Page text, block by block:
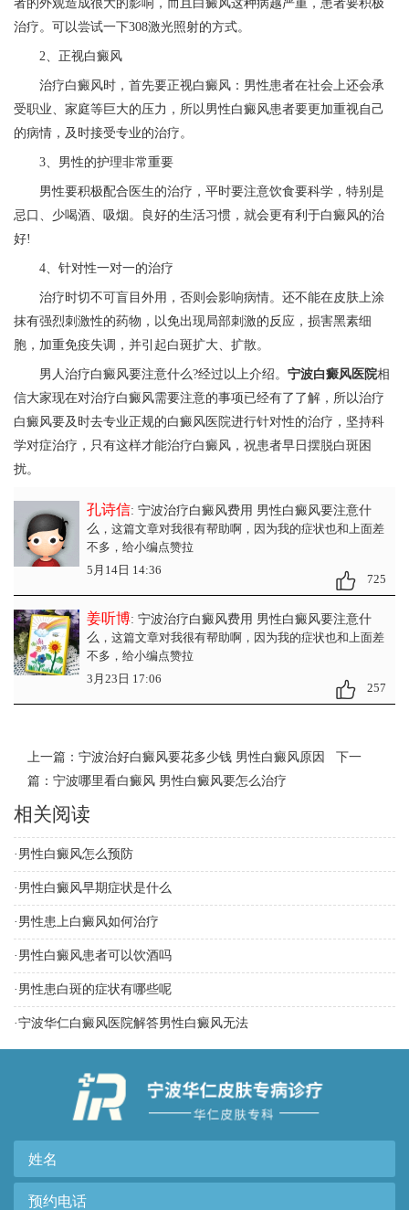
者的外观造成很大的影响，而且白癜风这种病越严重，患者要积极
治疗。可以尝试一下308激光照射的方式。
2、正视白癜风
治疗白癜风时，首先要正视白癜风：男性患者在社会上还会承
受职业、家庭等巨大的压力，所以男性白癜风患者要更加重视自己
的病情，及时接受专业的治疗。
3、男性的护理非常重要
男性要积极配合医生的治疗，平时要注意饮食要科学，特别是
忌口、少喝酒、吸烟。良好的生活习惯，就会更有利于白癜风的治
好!
4、针对性一对一的治疗
治疗时切不可盲目外用，否则会影响病情。还不能在皮肤上涂
抹有强烈刺激性的药物，以免出现局部刺激的反应，损害黑素细
胞，加重免疫失调，并引起白斑扩大、扩散。
男人治疗白癜风要注意什么?经过以上介绍。 宁波白癜风医院相
信大家现在对治疗白癜风需要注意的事项已经有了了解，所以治疗
白癜风要及时去专业正规的白癜风医院进行针对性的治疗，坚持科
学对症治疗，只有这样才能治疗白癜风，祝患者早日摆脱白斑困
扰。
孔诗信: 宁波治疗白癜风费用 男性白癜风要注意什
么 ，这篇文章对我很有帮助啊，因为我的症状也和上面差
不多，给小编点赞拉
5月14日 14:36
725
姜听博: 宁波治疗白癜风费用 男性白癜风要注意什
么 ，这篇文章对我很有帮助啊，因为我的症状也和上面差
不多，给小编点赞拉
3月23日 17:06
257
上一篇： 宁波治好白癜风要花多少钱 男性白癜风原因
下一
篇： 宁波哪里看白癜风 男性白癜风要怎么治疗
相关阅读
· 男性白癜风怎么预防
· 男性白癜风早期症状是什么
· 男性患上白癜风如何治疗
· 男性白癜风患者可以饮酒吗
· 男性患白斑的症状有哪些呢
·宁波华仁白癜风医院解答男性白癜风无法